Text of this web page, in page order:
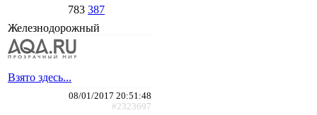
783 387
Железнодорожный
Взято здесь...
08/01/2017 20:51:48
#2323697